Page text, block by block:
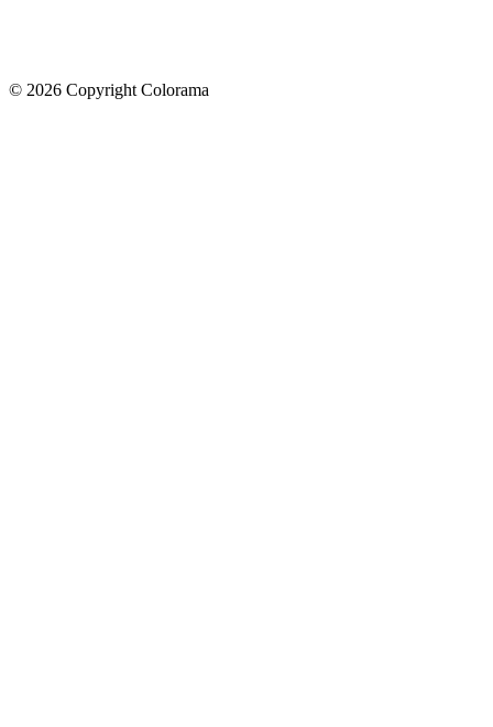
© 2026 Copyright Colorama